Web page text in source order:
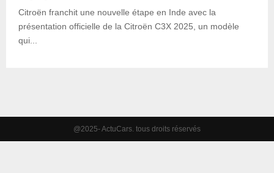
Citroën franchit une nouvelle étape en Inde avec la
présentation officielle de la Citroën C3X 2025, un modèle
qui...
@2025- ActuCars. tous droits réservés